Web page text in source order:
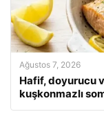
Ağustos 7, 2026
Hafif, doyurucu
kuşkonmazlı